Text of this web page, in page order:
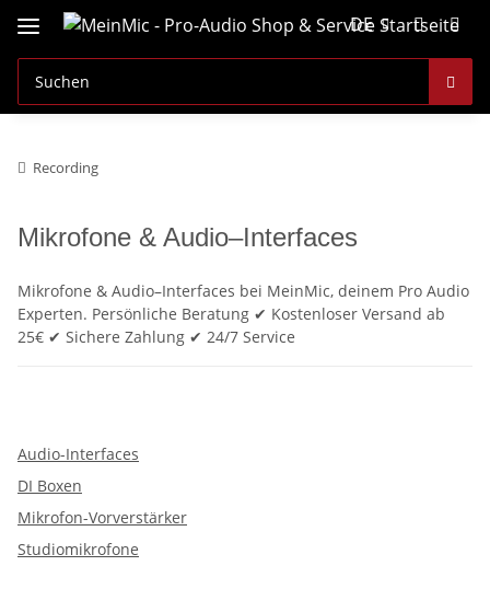
DE
Recording
Mikrofone & Audio–Interfaces
Mikrofone & Audio–Interfaces bei MeinMic, deinem Pro Audio
Experten. Persönliche Beratung ✔ Kostenloser Versand ab
25€ ✔ Sichere Zahlung ✔ 24/7 Service
Audio-Interfaces
DI Boxen
Mikrofon-Vorverstärker
Studiomikrofone